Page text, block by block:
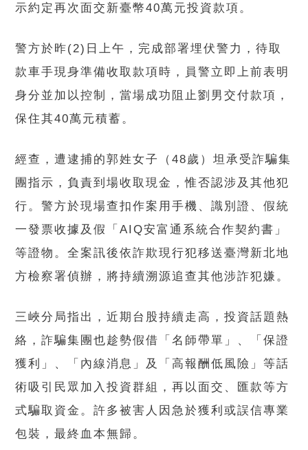
示約定再次面交新臺幣40萬元投資款項。
警方於昨(2)日上午，完成部署埋伏警力，待取
款車手現身準備收取款項時，員警立即上前表明
身分並加以控制，當場成功阻止劉男交付款項，
保住其40萬元積蓄。
經查，遭逮捕的郭姓女子（48歲）坦承受詐騙集
團指示，負責到場收取現金，惟否認涉及其他犯
行。警方於現場查扣作案用手機、識別證、假統
一發票收據及假「AIQ安富通系統合作契約書」
等證物。全案訊後依詐欺現行犯移送臺灣新北地
方檢察署偵辦，將持續溯源追查其他涉詐犯嫌。
三峽分局指出，近期台股持續走高，投資話題熱
絡，詐騙集團也趁勢假借「名師帶單」、「保證
獲利」、「內線消息」及「高報酬低風險」等話
術吸引民眾加入投資群組，再以面交、匯款等方
式騙取資金。許多被害人因急於獲利或誤信專業
包裝，最終血本無歸。